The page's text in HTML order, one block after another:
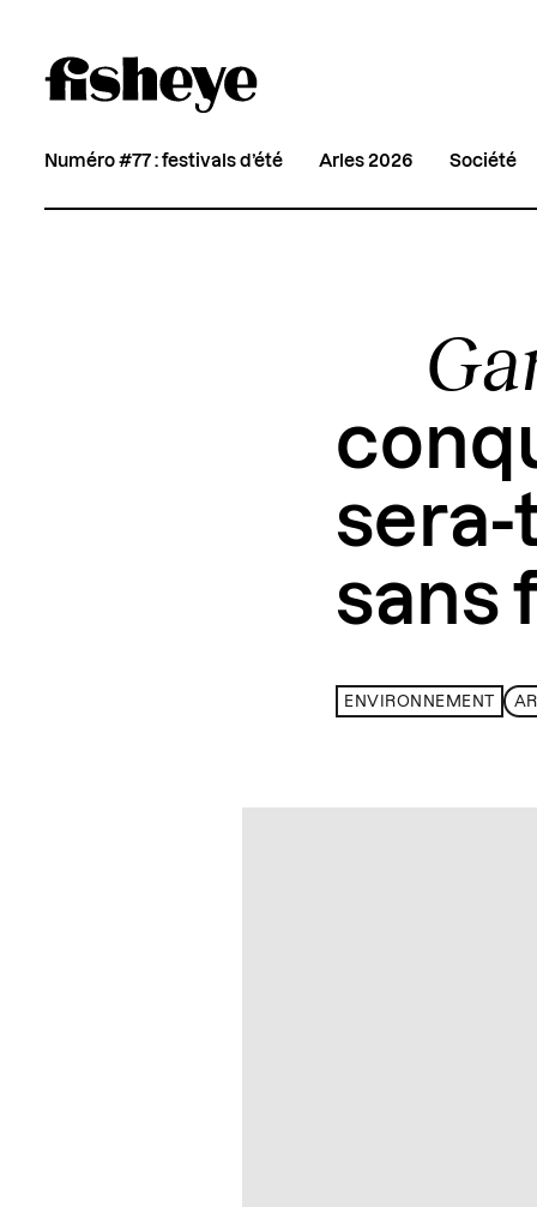
Numéro #77 : festivals d’été Arles 2026 Société
sera-
sans
ENVIRONNEMENT